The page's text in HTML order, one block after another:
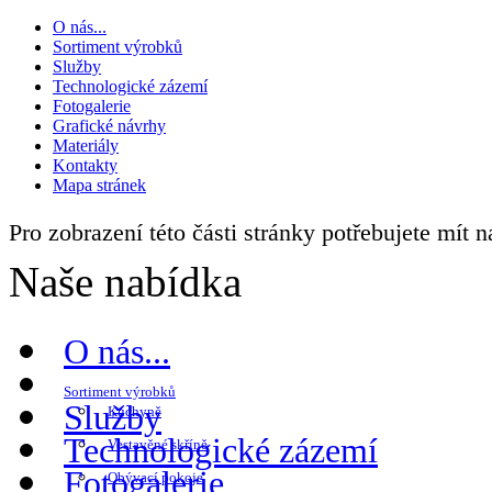
O nás...
Sortiment výrobků
Služby
Technologické zázemí
Fotogalerie
Grafické návrhy
Materiály
Kontakty
Mapa stránek
Pro zobrazení této části stránky potřebujete mít
Naše nabídka
O nás...
Sortiment výrobků
Kuchyně
Vestavěné skříně
Obývací pokoje
Služby
Technologické zázemí
Fotogalerie